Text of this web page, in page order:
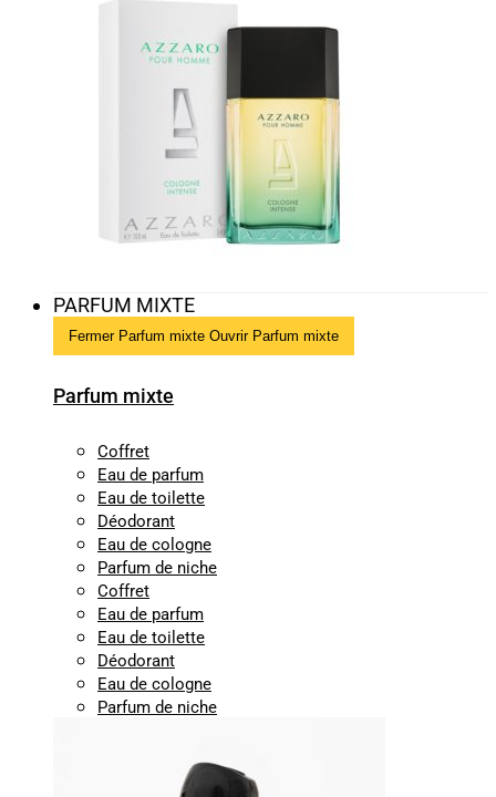
PARFUM MIXTE
Fermer Parfum mixte Ouvrir Parfum mixte
Parfum mixte
Coffret
Eau de parfum
Eau de toilette
Déodorant
Eau de cologne
Parfum de niche
Coffret
Eau de parfum
Eau de toilette
Déodorant
Eau de cologne
Parfum de niche